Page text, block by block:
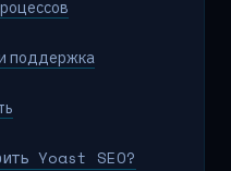
поддержка
Yoast SEO?